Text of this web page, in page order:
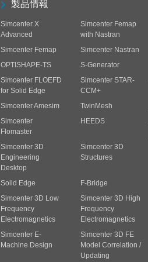
製品情報
Simcenter X
Advanced
Simcenter Femap
with Nastran
Simcenter Femap
Simcenter Nastran
OPTISHAPE-TS
S-Generator
Simcenter FLOEFD
for Solid Edge
Simcenter STAR-
CCM+
Simcenter Amesim
TwinMesh
Simcenter
Flomaster
HEEDS
Simcenter 3D
Engineering
Desktop
Simcenter 3D
Structures
Solid Edge
F-Bridge
Simcenter 3D Low
Frequency
Electromagnetics
Simcenter 3D High
Frequency
Electromagnetics
Simcenter E-
Machine Design
Simcenter 3D FE
Model Correlation /
Updating